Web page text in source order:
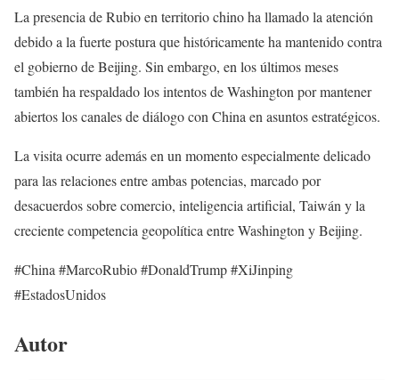
La presencia de Rubio en territorio chino ha llamado la atención
debido a la fuerte postura que históricamente ha mantenido contra
el gobierno de Beijing. Sin embargo, en los últimos meses
también ha respaldado los intentos de Washington por mantener
abiertos los canales de diálogo con China en asuntos estratégicos.
La visita ocurre además en un momento especialmente delicado
para las relaciones entre ambas potencias, marcado por
desacuerdos sobre comercio, inteligencia artificial, Taiwán y la
creciente competencia geopolítica entre Washington y Beijing.
#China #MarcoRubio #DonaldTrump #XiJinping
#EstadosUnidos
Autor